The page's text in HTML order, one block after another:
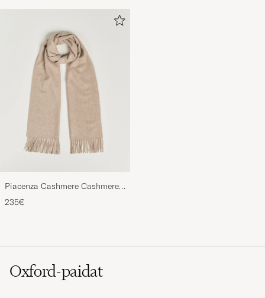
Piacenza Cashmere Cashmere
Scarf Light Beige
235€
Oxford-paidat